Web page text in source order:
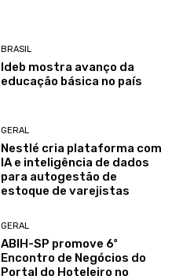
BRASIL
Ideb mostra avanço da
educação básica no país
GERAL
Nestlé cria plataforma com
IA e inteligência de dados
para autogestão de
estoque de varejistas
GERAL
ABIH-SP promove 6º
Encontro de Negócios do
Portal do Hoteleiro no